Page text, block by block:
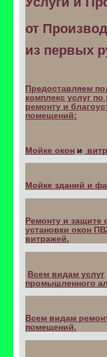
от
из первых
Предоставляем
комплекс услуг по
ремонту и
помещений:
Мойке окон и
Мойке зданий и
Ремонту и защите
установки окон
витражей.
Всем видам услуг
промышленного
Всем видам
помещений.